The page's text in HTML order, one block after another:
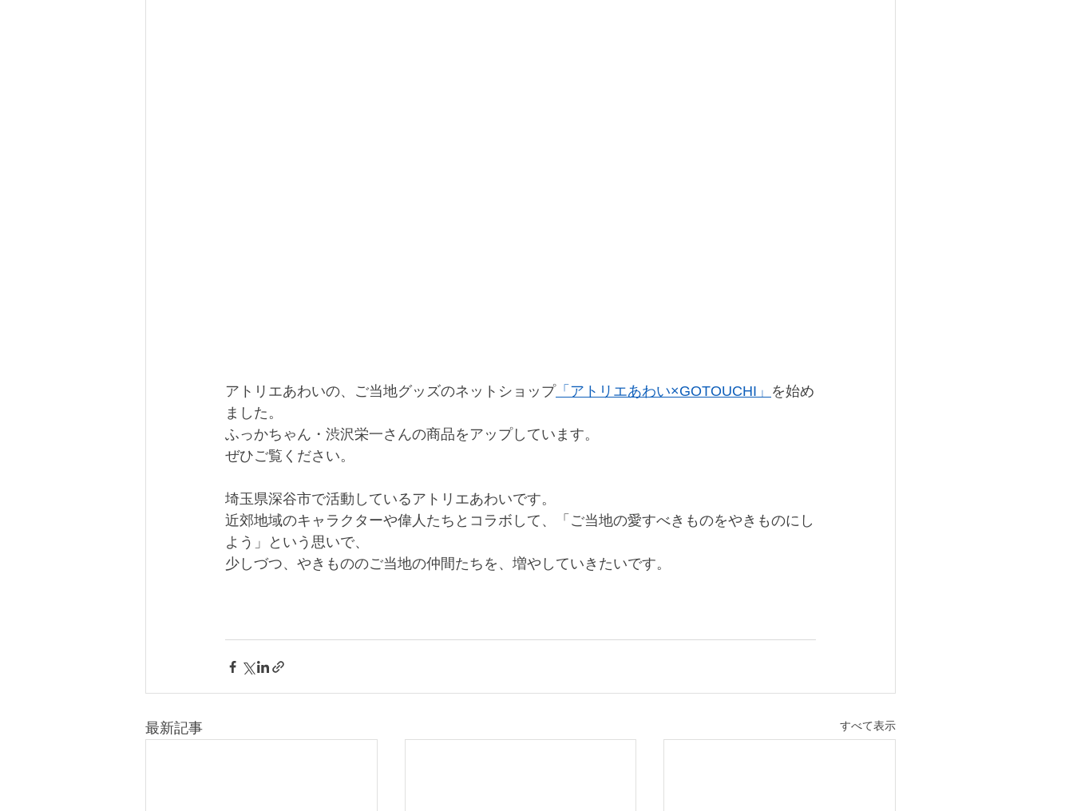
アトリエあわいの、ご当地グッズのネットショップ「アトリエあわい×GOTOUCHI」 を始め
ました。
ふっかちゃん・渋沢栄一さんの商品をアップしています。
ぜひご覧ください。
埼玉県深谷市で活動しているアトリエあわいです。
近郊地域のキャラクターや偉人たちとコラボして、「ご当地の愛すべきものをやきものにし
よう」という思いで、
少しづつ、やきもののご当地の仲間たちを、増やしていきたいです。
最新記事 すべて表示